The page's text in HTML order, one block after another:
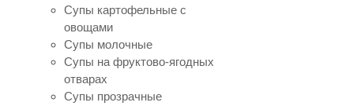
Супы картофельные с
овощами
Супы молочные
Супы на фруктово-ягодных
отварах
Супы прозрачные